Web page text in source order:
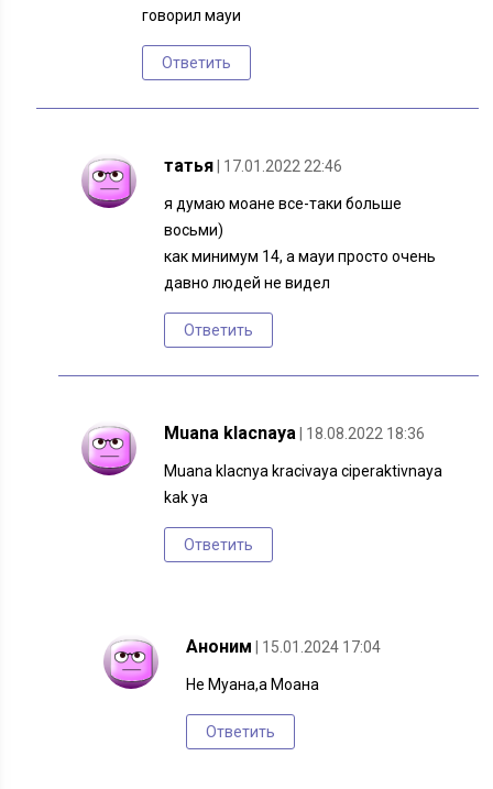
говорил мауи
Ответить
татья | 17.01.2022 22:46
я думаю моане все-таки больше
восьми)
как минимум 14, а мауи просто очень
давно людей не видел
Ответить
Muana klacnaya | 18.08.2022 18:36
Muana klacnya kracivaya ciperaktivnaya
kak ya
Ответить
Аноним | 15.01.2024 17:04
Не Муана,а Моана
Ответить